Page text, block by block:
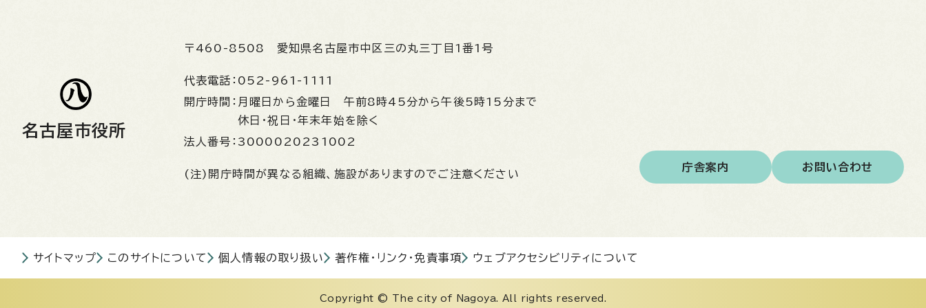
名古屋市役所
〒460-8508 愛知県名古屋市中区三の丸三丁目1番1号
代表電話： 052-961-1111
開庁時間： 月曜日から金曜日 午前8時45分から午後5時15分まで
休日・祝日・年末年始を除く
法人番号： 3000020231002
(注)開庁時間が異なる組織、施設がありますのでご注意ください
庁舎案内 お問い合わせ
サイトマップ このサイトについて 個人情報の取り扱い 著作権・リンク・免責事項 ウェブアクセシビリティについて
Copyright © The city of Nagoya. All rights reserved.